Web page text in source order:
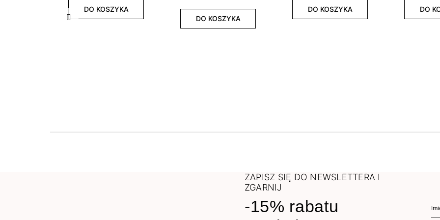
Poprzedni
DO KOSZYKA
DO KOSZYKA
DO KOSZYKA DO
ZAPISZ SIĘ DO NEWSLETTERA I
ZGARNIJ
-15% rabatu